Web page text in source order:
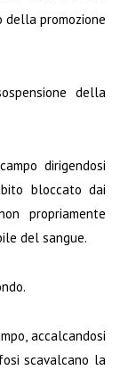
della promozione
della
dirigendosi
bloccato dai
propriamente
del sangue.
accalcandosi
scavalcano la